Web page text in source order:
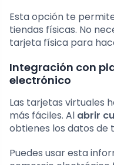
Esta opción te
tiendas físicas. No
tarjeta física para
Integración con
electrónico
Las tarjetas virtuales
más fáciles. Al abrir
obtienes los datos de
Puedes usar esta